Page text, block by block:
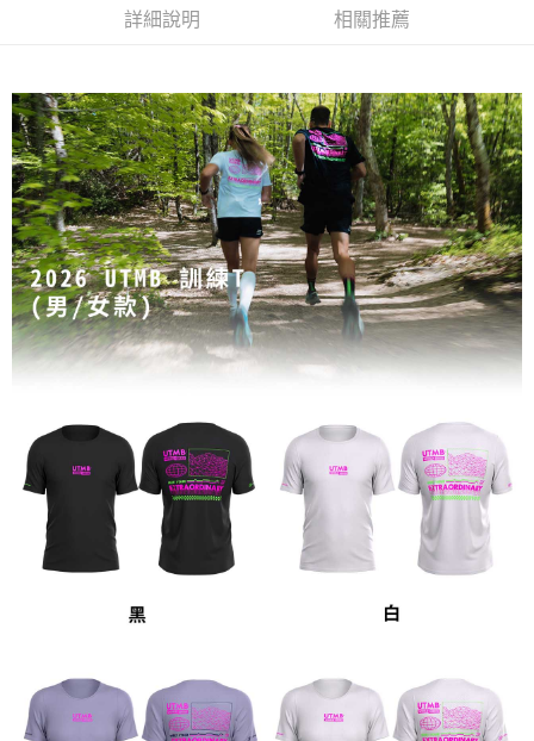
１．簡單：不需註冊會員、不需綁卡、不需儲值。
【「AFTEE先享後付」結帳流程】
１．於結帳方式選擇「AFTEE先享後付」後，將跳轉至「AFTEE先享後付」
結帳頁面，進行簡訊認證並確認金額後，即可完成結帳。
２．訂單成立數日內，您將收到繳費通知簡訊。
３．收到繳費通知簡訊後14天內，點擊此簡訊中的連結，可透過四大超商／
ATM／網路銀行／等多元方式進行付款，方視為交易完成。
※ 請注意：結帳手續完成當下不需立刻繳費，但若您需要取消訂單，請聯絡
購買商品的店家。未經商家同意取消之訂單仍視為有效，需透過AFTEE先享
後付繳納相關費用。
※ 交易是否成功請以「AFTEE先享後付 」之結帳頁面顯示為準，若有關於
是否繳費成功／繳費後需取消欲退款等相關疑問，請聯繫「AFTEE先享後付
客戶支援中心」https://netprotections.freshdesk.com/support/home
易，需依本服務之必要範圍內提供個人資料，並將交易相關給付款項請求債
權轉讓予恩沛科技股份有限公司。
２．關於個人資料處理事宜，請瀏覽以下網址：
https://aftee.tw/terms/#terms3
３．未成年的使用者請事先徵得法定代理人或監護人之同意方可使用
「AFTEE先享後付」，若未經同意申辦者引起之損失，本公司不負相關責
任。
時審查核予不同之上限額度；若仍有額度不足之情形，本公司將視審查結果
請求用戶進行身份認證。
每筆NT$80，滿NT$1,998(含以上)免運費
付款後萊爾富取貨
每筆NT$80，滿NT$2,000(含以上)免運費
付款後7-11取貨
每筆NT$80，滿NT$2,000(含以上)免運費
宅配
每筆NT$100，滿NT$2,000(含以上)免運費
海外專區 查看運費
詳細說明 相關推薦